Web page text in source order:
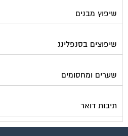
המגזינים המובילים
מגזין בעלי מקצוע
מגזין כלכלה ומשכנתאות